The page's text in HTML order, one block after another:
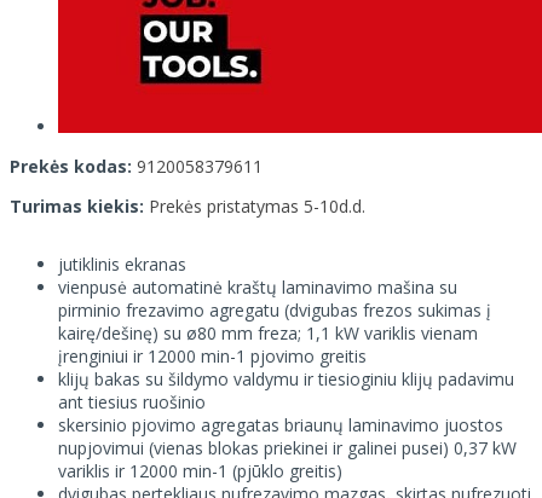
Prekės kodas: 9120058379611
Turimas kiekis: Prekės pristatymas 5-10d.d.
jutiklinis ekranas
vienpusė automatinė kraštų laminavimo mašina su
pirminio frezavimo agregatu (dvigubas frezos sukimas į
kairę/dešinę) su ø80 mm freza; 1,1 kW variklis vienam
įrenginiui ir 12000 min-1 pjovimo greitis
klijų bakas su šildymo valdymu ir tiesioginiu klijų padavimu
ant tiesius ruošinio
skersinio pjovimo agregatas briaunų laminavimo juostos
nupjovimui (vienas blokas priekinei ir galinei pusei) 0,37 kW
variklis ir 12000 min-1 (pjūklo greitis)